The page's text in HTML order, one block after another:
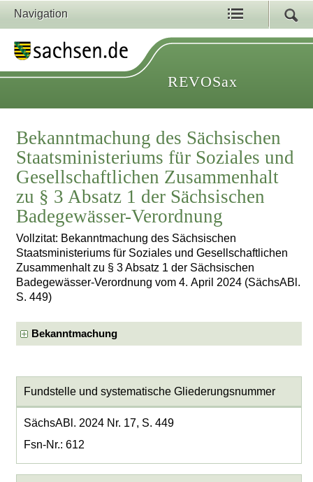
Navigation
REVOSax
Bekanntmachung des Sächsischen
Staatsministeriums für Soziales und
Gesellschaftlichen Zusammenhalt
zu § 3 Absatz 1 der Sächsischen
Badegewässer-Verordnung
Vollzitat: Bekanntmachung des Sächsischen
Staatsministeriums für Soziales und Gesellschaftlichen
Zusammenhalt zu § 3 Absatz 1 der Sächsischen
Badegewässer-Verordnung vom 4. April 2024 (SächsABl.
S. 449)
Bekanntmachung
Fundstelle und systematische Gliederungsnummer
SächsABl. 2024 Nr. 17, S. 449
Fsn-Nr.: 612